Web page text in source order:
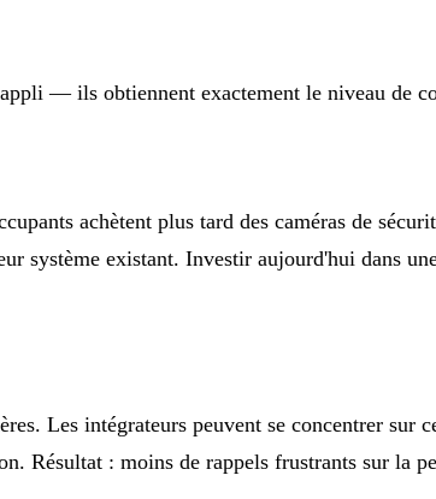
— ils obtiennent exactement le niveau de
achètent plus tard des caméras de
système existant. Investir aujourd'hui dans
Les intégrateurs peuvent se concentrer
: moins de rappels frustrants sur la